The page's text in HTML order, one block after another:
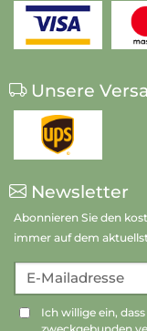
Unsere
Newsletter
Abonnieren Sie den
immer auf dem
E-Mailadresse
Ich willige ein,